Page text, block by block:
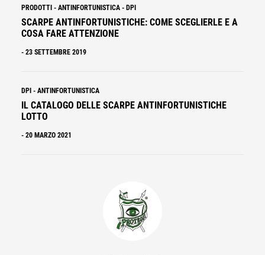
PRODOTTI - ANTINFORTUNISTICA - DPI
SCARPE ANTINFORTUNISTICHE: COME SCEGLIERLE E A
COSA FARE ATTENZIONE
- 23 SETTEMBRE 2019
DPI - ANTINFORTUNISTICA
IL CATALOGO DELLE SCARPE ANTINFORTUNISTICHE
LOTTO
- 20 MARZO 2021